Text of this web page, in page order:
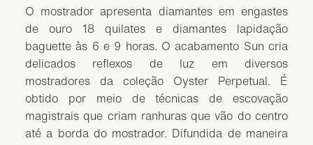
O mostrador apresenta diamantes em engastes
de ouro 18 quilates e diamantes lapidação
baguette às 6 e 9 horas. O acabamento Sun cria
delicados reflexos de luz em diversos
mostradores da coleção Oyster Perpetual. É
obtido por meio de técnicas de escovação
magistrais que criam ranhuras que vão do centro
até a borda do mostrador. Difundida de maneira